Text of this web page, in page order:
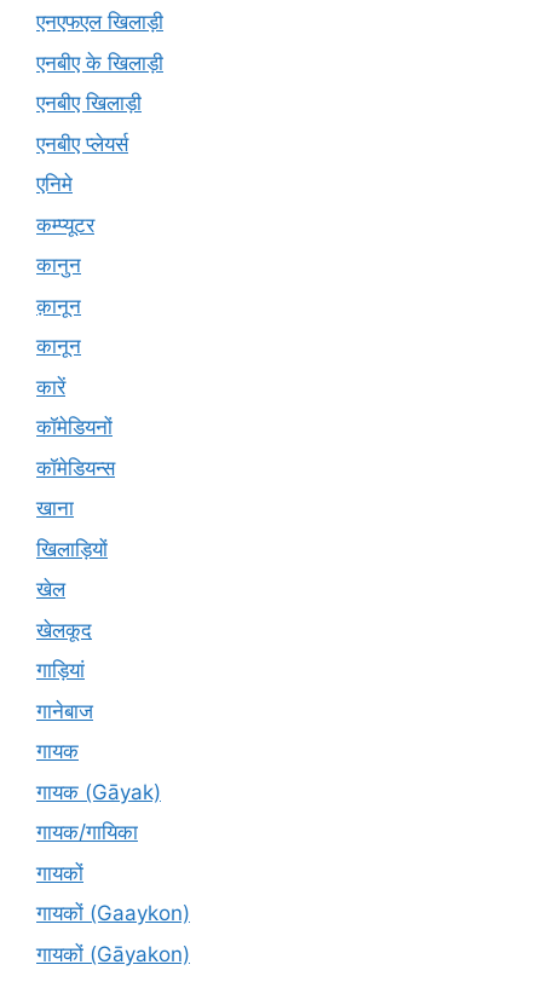
एनएफएल खिलाड़ी
एनबीए के खिलाड़ी
एनबीए खिलाड़ी
एनबीए प्लेयर्स
एनिमे
कम्प्यूटर
कानुन
क़ानून
कानून
कारें
कॉमेडियनों
कॉमेडियन्स
खाना
खिलाड़ियों
खेल
खेलकूद
गाड़ियां
गानेबाज
गायक
गायक (Gāyak)
गायक/गायिका
गायकों
गायकों (Gaaykon)
गायकों (Gāyakon)